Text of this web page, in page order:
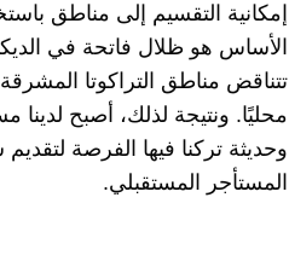
إمكانية التقسيم إلى مناطق
الأساس هو ظلال فاتحة في
تتناقض مناطق التراكوتا
محليًا. ونتيجة لذلك، أصبح لدينا
وحديثة تركنا فيها الفرصة
المستأجر المستقبلي.